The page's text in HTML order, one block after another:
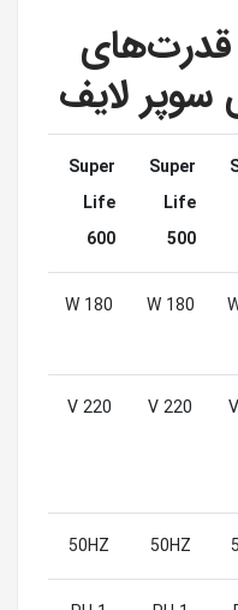
لایف
Super
Life
500
Super
Life
600
180 W
180 W
220 V
220 V
50HZ
50HZ